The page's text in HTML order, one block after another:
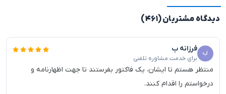
دیدگاه مشتریان (۴۶۱)
فرزانه ب
برای خدمت مشاوره تلفنی
منتظر هستم تا ایشان، یک فاکتور بفرستند تا جهت اظهارنامه و
درخواستم را اقدام کنند.